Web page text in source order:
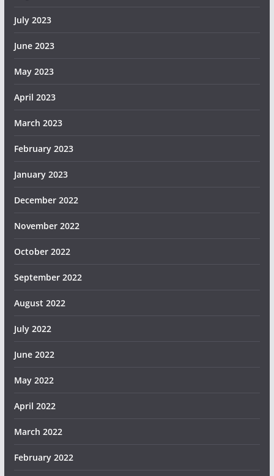
July 2023
June 2023
May 2023
April 2023
March 2023
February 2023
January 2023
December 2022
November 2022
October 2022
September 2022
August 2022
July 2022
June 2022
May 2022
April 2022
March 2022
February 2022